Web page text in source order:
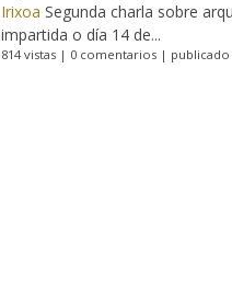
Irixoa Segunda charla sobre
impartida o día 14 de...
814 vistas | 0 comentarios | publicado